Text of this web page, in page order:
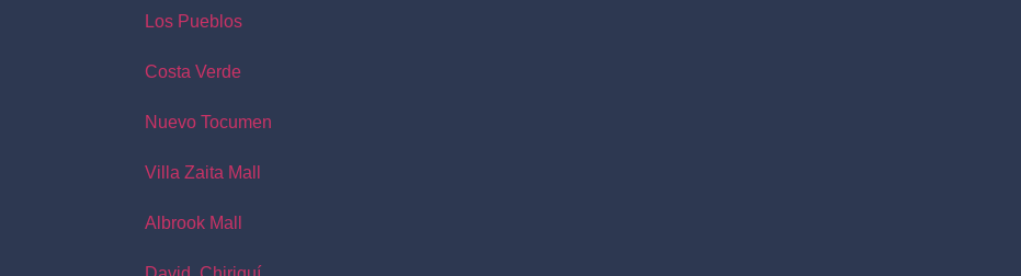
Los Pueblos
Costa Verde
Nuevo Tocumen
Villa Zaita Mall
Albrook Mall